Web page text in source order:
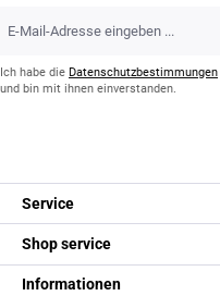
Mail-
*Ich habe die Datenschutzbestimmungen
und bin mit ihnen einverstanden.
Service
Shop service
Informationen